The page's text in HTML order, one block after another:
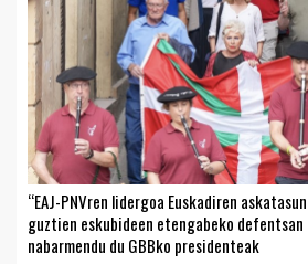
“EAJ-PNVren lidergoa Euskadiren
guztien eskubideen etengabeko
nabarmendu du GBBko presidenteak